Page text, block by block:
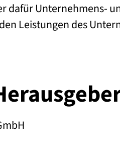
dafür Unternehmens-
Leistungen des